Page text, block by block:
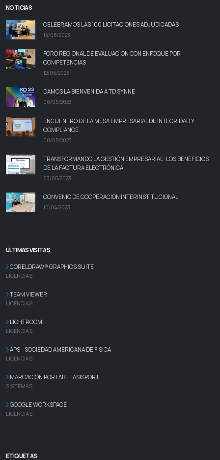
NOTICIAS
CELEBRAMOS LAS 100 LICITACIONES ADJUDICADAS
14/08/2023
FORO REGIONAL DE EVALUACIÓN CON ENFOQUE POR
COMPETENCIAS
12/05/2023
DAMOS LA BIENVENIDA A TD SYNNE
08/05/2023
ENCUENTRO DE LA MESA EMPRESARIAL DE INTEGRIDAD Y
COMPLIANCE
08/05/2023
TRANSFORMANDO LA GESTIÓN EMPRESARIAL: LOS BENEFICIOS
DE LA FACTURA ELECTRÓNICA
03/05/2023
CONVENIO DE COOPERACIÓN INTERINSTITUCIONAL
10/04/2023
ÚLTIMAS VISITAS
CORELDRAW® GRAPHICS SUITE
LICENCIAS
TEAM VIEWER
LICENCIAS
LIGHTROOM
LICENCIAS
APS - SOCIEDAD AMERICANA DE FÍSICA
LICENCIAS
MARCACIÓN PORTABLE ASISPORT
SISTEMAS
GOOGLE WORKSPACE
LICENCIAS
ETIQUETAS